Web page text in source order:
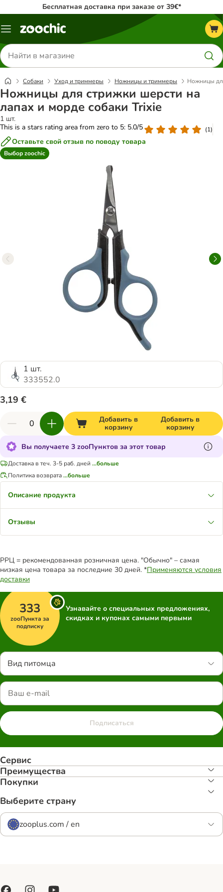
Бесплатная доставка при заказе от 39€*
Каталог
Поиск
товаров
Собаки Уход и триммеры Ножницы и триммеры Ножницы
Ножницы для стрижки шерсти на
лапах и морде собаки Trixie
1 шт.
This is a stars rating area from zero to 5: 5.0/5
(1)
Оставьте свой отзыв по поводу товара
Выбор zoochic
1 шт.
333552.0
3,19 €
Добавить в
корзину
Добавить в
корзину
Вы получаете 3 zooПунктов за этот товар
Доставка в теч. 3-5 раб. дней ...больше
Политика возврата...больше
Описание продукта
Отзывы
РРЦ = рекомендованная розничная цена. "Обычно" – самая
низкая цена товара за последние 30 дней. *Применяются условия
доставки
333
zooПункта за
подписку
Узнавайте о специальных предложениях,
скидках и купонах самыми первыми
Вид питомца
Подписаться
Сервис
Преимуществa
Покупки
Выберите страну
zooplus.com / en